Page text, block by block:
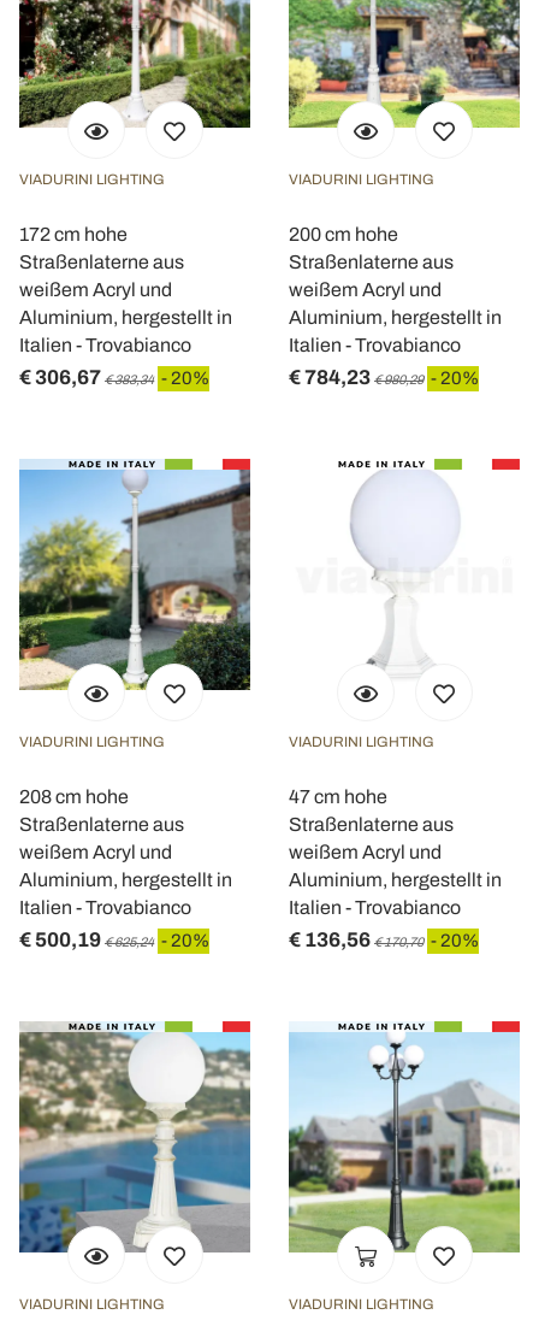
VIADURINI LIGHTING
172 cm hohe
Straßenlaterne aus
weißem Acryl und
Aluminium, hergestellt in
Italien - Trovabianco
€ 306,67 € 383,34 - 20%
VIADURINI LIGHTING
200 cm hohe
Straßenlaterne aus
weißem Acryl und
Aluminium, hergestellt in
Italien - Trovabianco
€ 784,23 € 980,29 - 20%
VIADURINI LIGHTING
208 cm hohe
Straßenlaterne aus
weißem Acryl und
Aluminium, hergestellt in
Italien - Trovabianco
€ 500,19 € 625,24 - 20%
VIADURINI LIGHTING
47 cm hohe
Straßenlaterne aus
weißem Acryl und
Aluminium, hergestellt in
Italien - Trovabianco
€ 136,56 € 170,70 - 20%
VIADURINI LIGHTING VIADURINI LIGHTING